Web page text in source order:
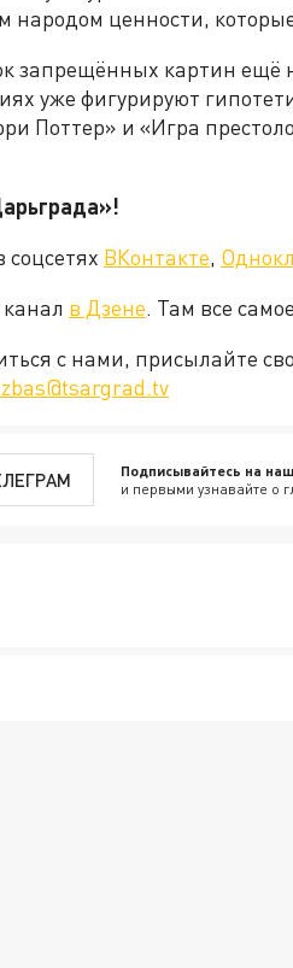
народом ценности,
запрещённых картин ещё
уже фигурируют
Поттер» и «Игра
ВКонтакте,
в Дзене. Там все
с нами, присылайте
Подписывайтесь на
и первыми узнавайте о